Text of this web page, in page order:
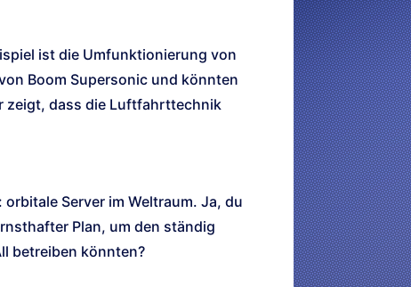
ist die Umfunktionierung von
Boom Supersonic und könnten
zeigt, dass die Luftfahrttechnik
Server im Weltraum. Ja, du
Plan, um den ständig
betreiben könnten?